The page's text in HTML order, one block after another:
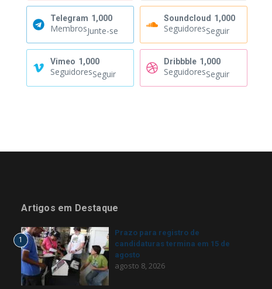
Telegram 1,000
MembrosJunte-se
Soundcloud 1,000
SeguidoresSeguir
Vimeo 1,000
SeguidoresSeguir
Dribbble 1,000
SeguidoresSeguir
Artigos em Destaque
1
Prazo para registro de
candidaturas termina em 15 de
agosto
agosto 8, 2026